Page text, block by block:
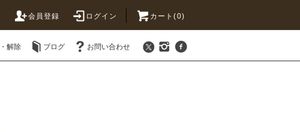
会員登録 ログイン カート(0)
解除 ブログ お問い合わせ